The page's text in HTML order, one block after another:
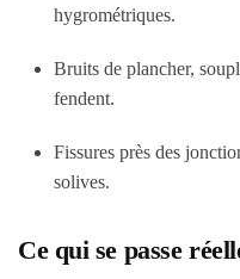
hygrométriques.
Bruits de plancher,
fendent.
Fissures près des
solives.
Ce qui se passe